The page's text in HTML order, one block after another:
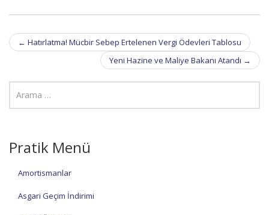
Post
navigation
← Hatırlatma! Mücbir Sebep Ertelenen Vergi Ödevleri Tablosu
Yeni Hazine ve Maliye Bakanı Atandı →
Pratik Menü
Amortismanlar
Asgari Geçim İndirimi